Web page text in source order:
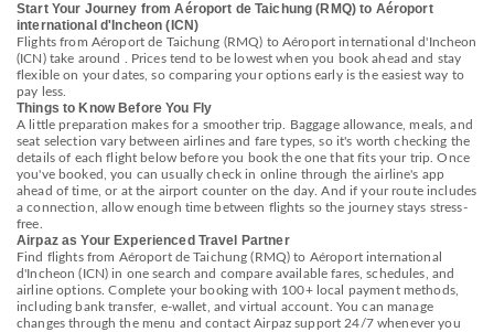
Start Your Journey from Aéroport de Taichung (RMQ) to Aéroport
international d'Incheon (ICN)
Flights from Aéroport de Taichung (RMQ) to Aéroport international d'Incheon
(ICN) take around . Prices tend to be lowest when you book ahead and stay
flexible on your dates, so comparing your options early is the easiest way to
pay less.
Things to Know Before You Fly
A little preparation makes for a smoother trip. Baggage allowance, meals, and
seat selection vary between airlines and fare types, so it's worth checking the
details of each flight below before you book the one that fits your trip. Once
you've booked, you can usually check in online through the airline's app
ahead of time, or at the airport counter on the day. And if your route includes
a connection, allow enough time between flights so the journey stays stress-
free.
Airpaz as Your Experienced Travel Partner
Find flights from Aéroport de Taichung (RMQ) to Aéroport international
d'Incheon (ICN) in one search and compare available fares, schedules, and
airline options. Complete your booking with 100+ local payment methods,
including bank transfer, e-wallet, and virtual account. You can manage
changes through the menu and contact Airpaz support 24/7 whenever you